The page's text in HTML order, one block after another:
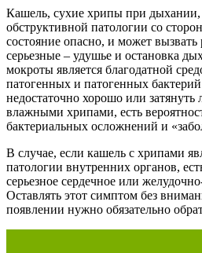
Кашель, сухие хрипы при
обструктивной патологии со
состояние опасно, и может
серьезные – удушье и остановка
мокроты является благодатной
патогенных и патогенных
недостаточно хорошо или затянуть
влажными хрипами, есть
бактериальных осложнений и
В случае, если кашель с хрипами
патологии внутренних органов,
серьезное сердечное или
Оставлять этот симптом без
появлении нужно обязательно